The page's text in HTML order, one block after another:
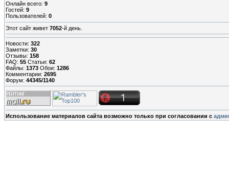
Онлайн всего: 9
Гостей: 9
Пользователей: 0
Этот сайт живет 7052-й день.
Новости: 322
Заметки: 30
Отзывы: 158
FAQ: 55 Статьи: 62
Файлы: 1373 Обои: 1286
Комментарии: 2695
Форум: 44345/1140
Использование материалов сайта возможно только при согласовании с